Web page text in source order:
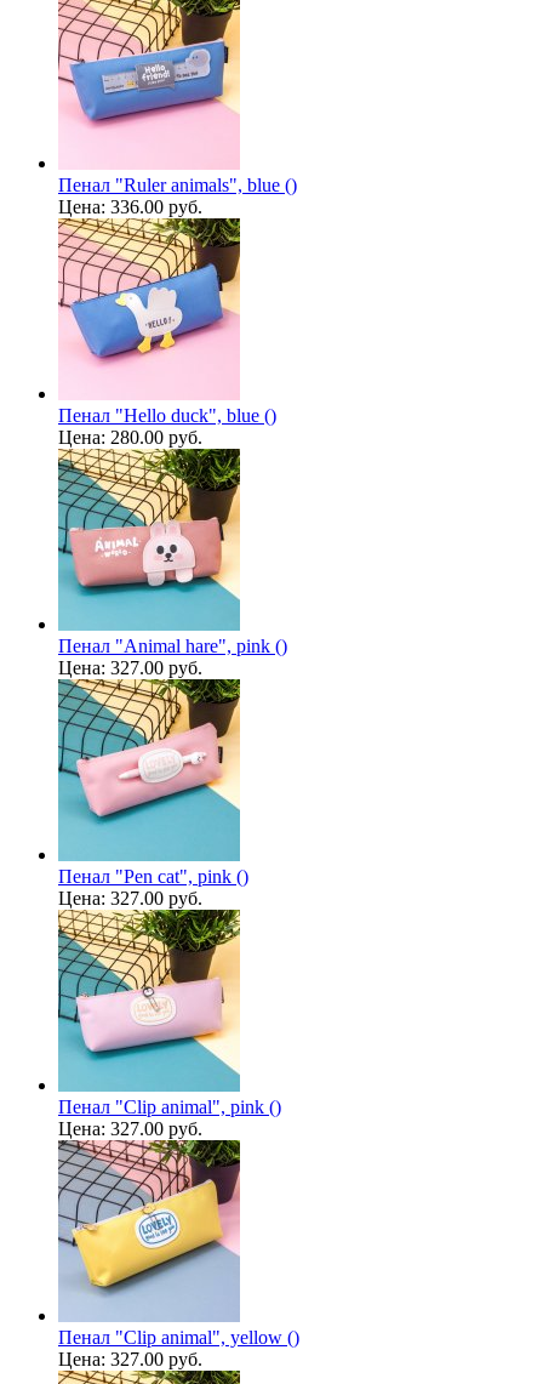
Пенал "Ruler animals", blue ()
Цена: 336.00 руб.
Пенал "Hello duck", blue ()
Цена: 280.00 руб.
Пенал "Animal hare", pink ()
Цена: 327.00 руб.
Пенал "Pen cat", pink ()
Цена: 327.00 руб.
Пенал "Clip animal", pink ()
Цена: 327.00 руб.
Пенал "Clip animal", yellow ()
Цена: 327.00 руб.